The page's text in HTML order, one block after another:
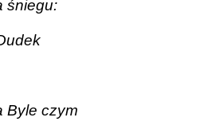
śniegu:
Byle czym